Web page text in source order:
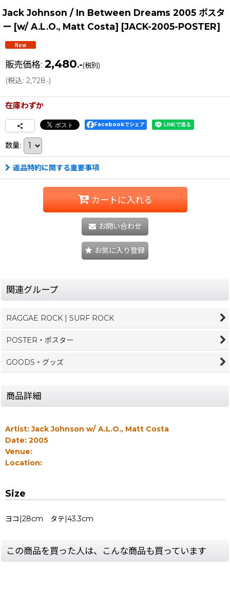
Jack Johnson / In Between Dreams 2005 ポスタ
ー [w/ A.L.O., Matt Costa] [JACK-2005-POSTER]
販売価格: 2,480.-(税別)
(税込: 2,728.-)
在庫わずか
Facebookでシェア
数量:
返品特約に関する重要事項
カートに入れる
お問い合わせ
お気に入り登録
関連グループ
RAGGAE ROCK | SURF ROCK
POSTER・ポスター
GOODS・グッズ
商品詳細
Artist: Jack Johnson w/ A.L.O., Matt Costa
Date: 2005
Venue:
Location:
Size
ヨコ|28cm タテ|43.3cm
この商品を買った人は、こんな商品も買っています